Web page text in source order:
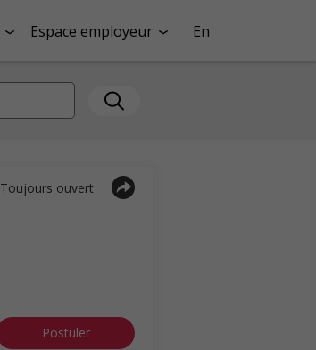
Espace employeur En
Postuler
Toujours ouvert